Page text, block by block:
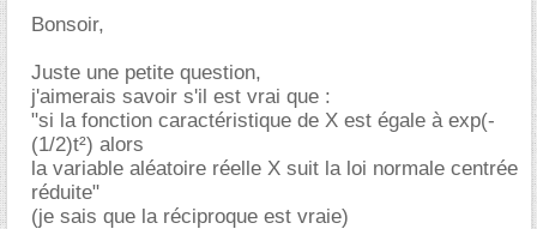
Bonsoir,
Juste une petite question,
j'aimerais savoir s'il est vrai que :
"si la fonction caractéristique de X est égale à exp(-
(1/2)t²) alors
la variable aléatoire réelle X suit la loi normale centrée
réduite"
(je sais que la réciproque est vraie)